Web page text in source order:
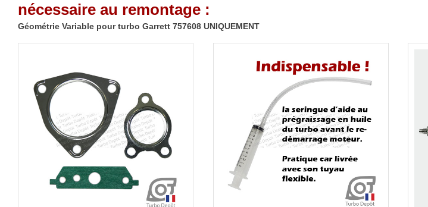
nécessaire au remontage :
Géométrie Variable pour turbo Garrett 757608 UNIQUEMENT